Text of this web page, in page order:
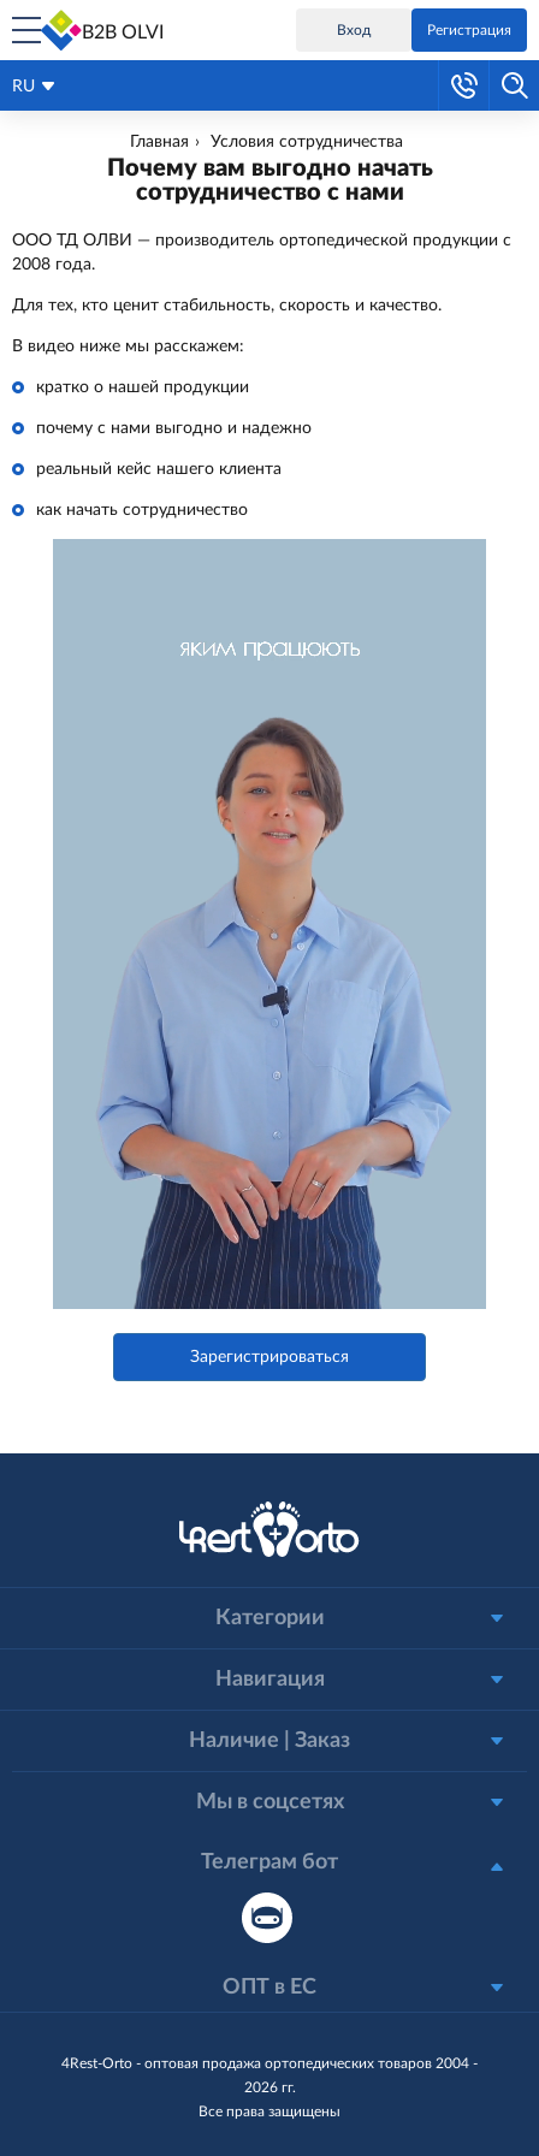
B2B OLVI Вход Регистрация
RU
Главная Условия сотрудничества
Почему вам выгодно начать
сотрудничество с нами
ООО ТД ОЛВИ — производитель ортопедической продукции с
2008 года.
Для тех, кто ценит стабильность, скорость и качество.
В видео ниже мы расскажем:
кратко о нашей продукции
почему с нами выгодно и надежно
реальный кейс нашего клиента
как начать сотрудничество
Зарегистрироваться
4Rest-Orto - оптовая продажа ортопедических товаров 2004 -
2026 гг.
Все права защищены
Категории
Навигация
Наличие | Заказ
Мы в соцсетях
Телеграм бот
ОПТ в ЕС